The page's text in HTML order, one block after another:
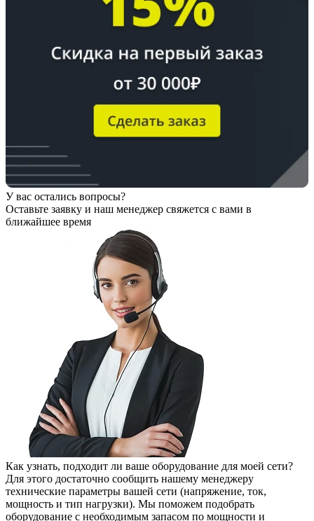
У вас остались вопросы?
Оставьте заявку и наш менеджер свяжется с вами в
ближайшее время
Как узнать, подходит ли ваше оборудование для моей сети?
Для этого достаточно сообщить нашему менеджеру
технические параметры вашей сети (напряжение, ток,
мощность и тип нагрузки). Мы поможем подобрать
оборудование с необходимым запасом по мощности и